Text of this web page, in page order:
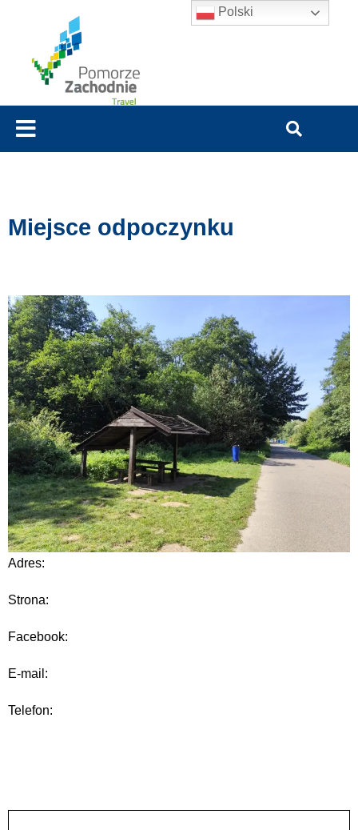
Miejsce odpoczynku
Adres:
Strona:
Facebook:
E-mail:
Telefon:
Polski